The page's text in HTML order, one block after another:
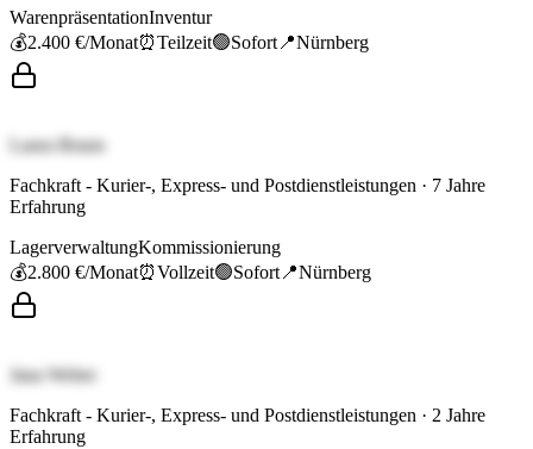
WarenpräsentationInventur
💰2.400 €/Monat⏰Teilzeit🟢Sofort 📍Nürnberg
Laura Braun
Fachkraft - Kurier-, Express- und Postdienstleistungen · 7 Jahre
Erfahrung
LagerverwaltungKommissionierung
💰2.800 €/Monat⏰Vollzeit🟢Sofort 📍Nürnberg
Jana Weber
Fachkraft - Kurier-, Express- und Postdienstleistungen · 2 Jahre
Erfahrung